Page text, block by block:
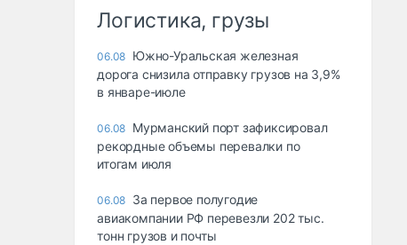
Логистика, грузы
06.08 Южно-Уральская железная
дорога снизила отправку грузов на 3,9%
в январе-июле
06.08 Мурманский порт зафиксировал
рекордные объемы перевалки по
итогам июля
06.08 За первое полугодие
авиакомпании РФ перевезли 202 тыс.
тонн грузов и почты